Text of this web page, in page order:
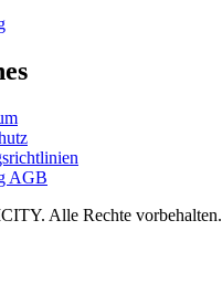
AGB
Alle Rechte vorbehalten.